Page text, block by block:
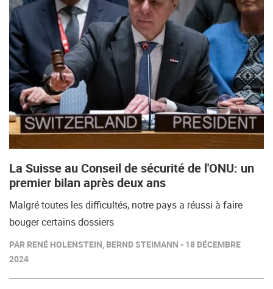
La Suisse au Conseil de sécurité de l'ONU: un
premier bilan après deux ans
Malgré toutes les difficultés, notre pays a réussi à faire
bouger certains dossiers
PAR RENÉ HOLENSTEIN, BERND STEIMANN - 18 DÉCEMBRE
2024